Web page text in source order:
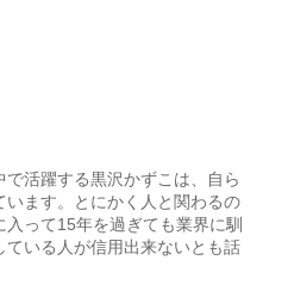
で活躍する黒沢かずこは、自ら
ます。とにかく人と関わるの
って15年を過ぎても業界に馴
いる人が信用出来ないとも話